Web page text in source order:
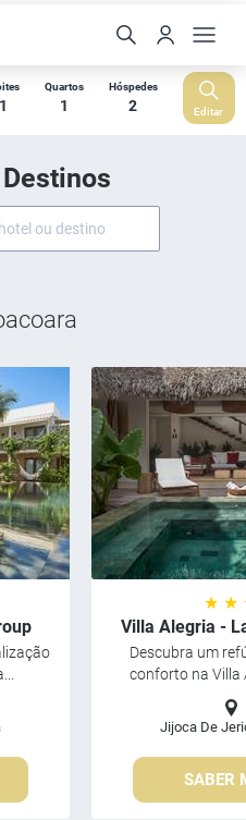
1
Quartos
1
Hóspedes
2 Editar
★ ★
Villa Alegria -
Descubra um
conforto na Villa
Jijoca De
SABER